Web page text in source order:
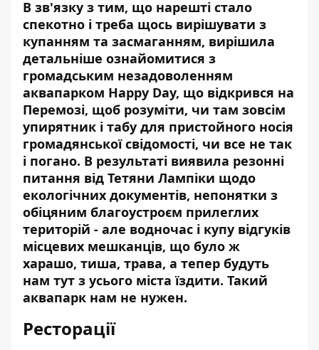
В зв'язку з тим, що нарешті стало
спекотно і треба щось вирішувати з
купанням та засмаганням, вирішила
детальніше ознайомитися з
громадським незадоволенням
аквапарком Happy Day, що відкрився на
Перемозі, щоб розуміти, чи там зовсім
упирятник і табу для пристойного носія
громадянської свідомості, чи все не так
і погано. В результаті виявила резонні
питання від Тетяни Лампіки щодо
екологічних документів, непонятки з
обіцяним благоустроєм прилеглих
територій - але водночас і купу відгуків
місцевих мешканців, що було ж
харашо, тиша, трава, а тепер будуть
нам тут з усього міста їздити. Такий
аквапарк нам не нужен.
Ресторації